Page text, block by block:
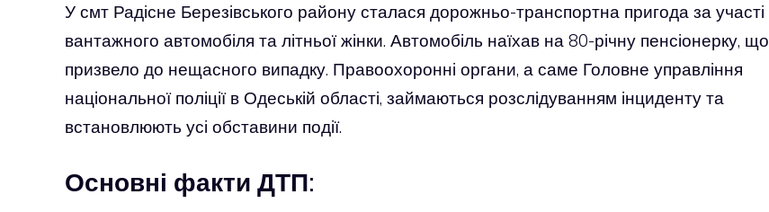
У смт Радісне Березівського району сталася дорожньо-транспортна пригода за участі
вантажного автомобіля та літньої жінки. Автомобіль наїхав на 80-річну пенсіонерку, що
призвело до нещасного випадку. Правоохоронні органи, а саме Головне управління
національної поліції в Одеській області, займаються розслідуванням інциденту та
встановлюють усі обставини події.
Основні факти ДТП: